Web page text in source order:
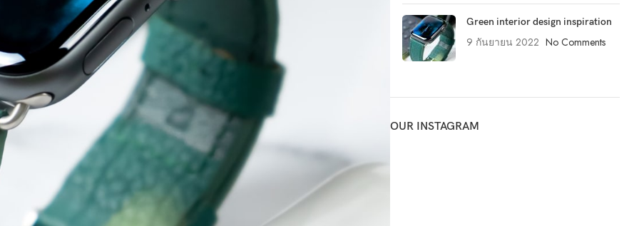
Green interior design inspiration
9 กันยายน 2022 No Comments
OUR INSTAGRAM